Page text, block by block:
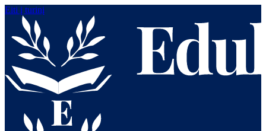
Eiti į turinį